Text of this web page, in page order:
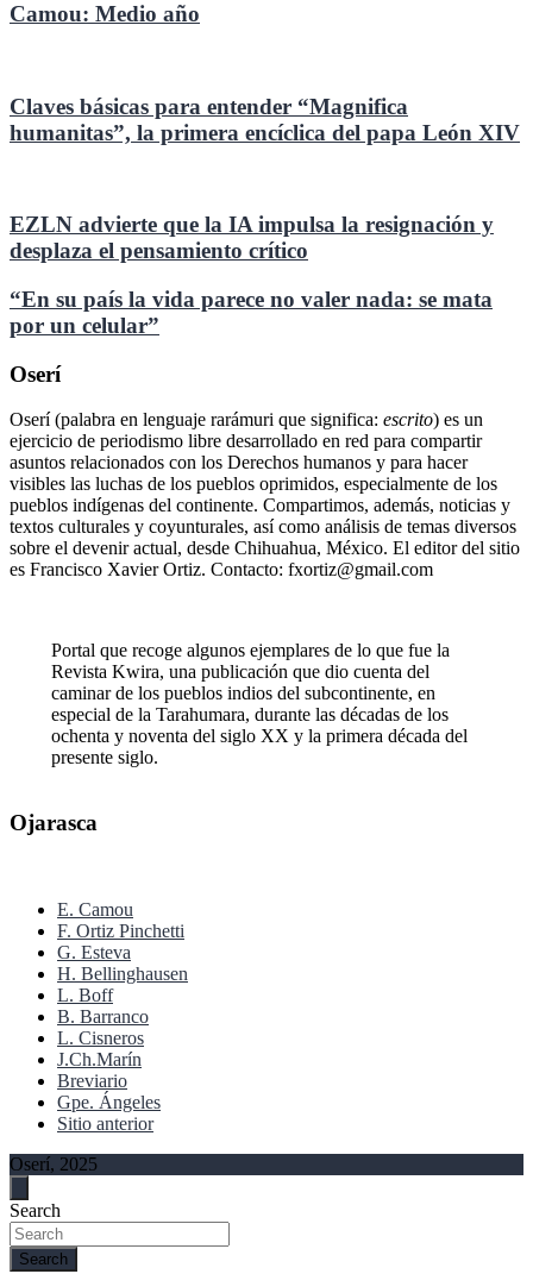
Camou: Medio año
Claves básicas para entender “Magnifica
humanitas”, la primera encíclica del papa León XIV
EZLN advierte que la IA impulsa la resignación y
desplaza el pensamiento crítico
“En su país la vida parece no valer nada: se mata
por un celular”
Oserí
Oserí (palabra en lenguaje rarámuri que significa: escrito) es un
ejercicio de periodismo libre desarrollado en red para compartir
asuntos relacionados con los Derechos humanos y para hacer
visibles las luchas de los pueblos oprimidos, especialmente de los
pueblos indígenas del continente. Compartimos, además, noticias y
textos culturales y coyunturales, así como análisis de temas diversos
sobre el devenir actual, desde Chihuahua, México. El editor del sitio
es Francisco Xavier Ortiz. Contacto: fxortiz@gmail.com
Portal que recoge algunos ejemplares de lo que fue la
Revista Kwira, una publicación que dio cuenta del
caminar de los pueblos indios del subcontinente, en
especial de la Tarahumara, durante las décadas de los
ochenta y noventa del siglo XX y la primera década del
presente siglo.
Ojarasca
E. Camou
F. Ortiz Pinchetti
G. Esteva
H. Bellinghausen
L. Boff
B. Barranco
L. Cisneros
J.Ch.Marín
Breviario
Gpe. Ángeles
Sitio anterior
Oserí, 2025
Search
Search